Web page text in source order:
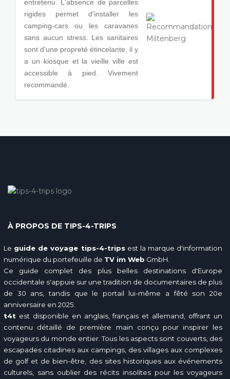
entretenu. L'absence de parcelles
rigides permet d'installer les
camping-cars ou les caravanes
sans aucun stress. Les sanitaires
sont d'une propreté étincelante, il y
a un kiosque et la vieille ville est
accessible à pied. Vivement
recommandé.
À PROPOS DE TIPS-4-TRIPS
Le guide de voyage tips-4-tripsest la marque d'information
numérique du portefeuille de TV im Web GmbH.
Ce guide complet des plus belles destinations d'Europe
occidentale s'appuie sur une tradition de documentaires de plus
de 30 ans, tandis que le portail lui-même a fêté son 20e
anniversaire en 2025.
t4t est disponible en anglais, français et allemand, offrant un
contenu détaillé de première main conçu pour inspirer les
voyageurs du monde entier. Tous les aspects sont couverts, des
escapades citadines aux campings, des villages aux complexes
de golf et de bien-être, des sites historiques aux événements
culturels, sans oublier des récits insolites pour les voyageurs